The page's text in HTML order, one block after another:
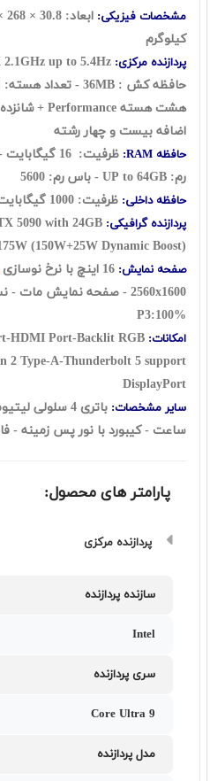
مشخصات فیزیکی: ابعاد: 30.8
×
268
کیلوگرم
پردازنده مرکزی:
اضافه بیست و چهار رشته
حافظه RAM:
رم: UP to 64GB - باس رم: 5600
حافظه داخلی: ظرفیت: 1000 گیگابایت - نوع: SSD
پردازنده گرافیکی: 5090 with 24GB
(150W+25W Dynamic Boost)
صفحه نمایش:
P3:100%
امکانات: HDMI Port-Backlit RGB
2 Type-A-Thunderbolt 5 support
DisplayPort
سایر مشخصات:
ساعت - کیبورد با نور پس زمینه -
پارامتر های محصول:
پردازنده مرکزی
سازنده پردازنده
Intel
سری پردازنده
Core Ultra 9
مدل پردازنده